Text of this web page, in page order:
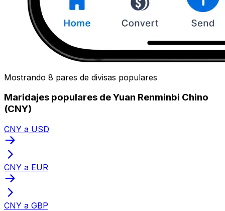
Mostrando 8 pares de divisas populares
Maridajes populares de Yuan Renminbi Chino
(CNY)
CNY a USD
CNY a EUR
CNY a GBP